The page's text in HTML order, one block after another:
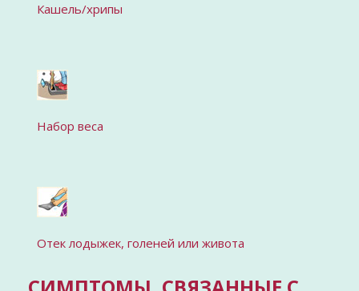
Кашель/хрипы
Набор веса
Отек лодыжек, голеней или живота